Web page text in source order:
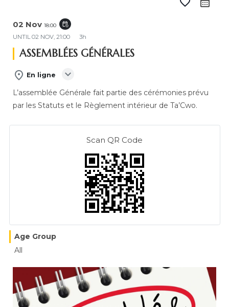
02 Nov 18:00 event_repeat
UNTIL02 NOV, 21:00 3h
ASSEMBLÉES GÉNÉRALES
place En ligne expand_more
L’assemblée Générale fait partie des cérémonies prévu
par les Statuts et le Règlement intérieur de Ta’Cwo.
Scan QR Code
Age Group
All